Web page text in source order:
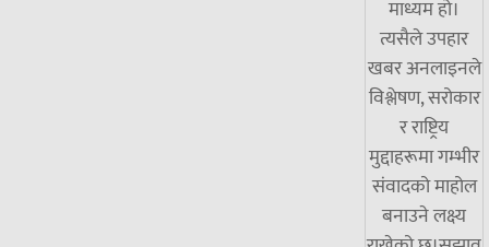
माध्यम हो।
त्यसैले उपहार
खबर अनलाइनले
विश्लेषण, सरोकार
र राष्ट्रिय
मुद्दाहरूमा गम्भीर
संवादको माहोल
बनाउने लक्ष्य